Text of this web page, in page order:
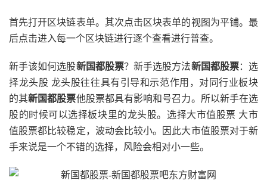
首先打开区块链表单。其次点击区块表单的视图为平铺。最
后点击进入每一个区块链进行逐个查看进行普查。
新手该如何选股新国都股票？新手选股方法新国都股票：选
择龙头股 龙头股往往具有引导和示范作用，对同行业板块
的其新国都股票他股票都具有影响和号召力。所以新手在选
股的时候可以选择板块里的龙头股。选择大市值股票 大市
值股票都比较稳定，波动会比较小。因此大市值股票对于新
手来说是一个不错的选择，风险会相对小一些。